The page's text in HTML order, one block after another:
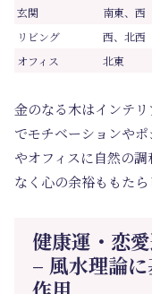
玄関
南東、西
リビング
西、北西
オフィス
北東
金のなる木はインテ
でモチベーションや
やオフィスに自然の
なく心の余裕ももたら
健康運・恋
– 風水理論